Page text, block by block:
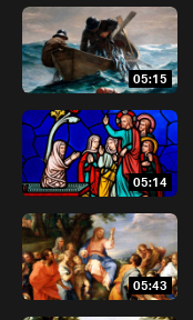
05:15
05:14
05:43